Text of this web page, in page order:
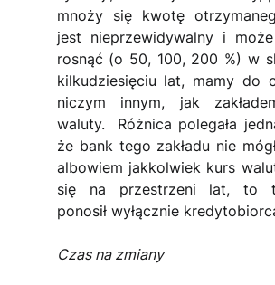
mnoży się kwotę
jest nieprzewidywalny i
rosnąć (o 50, 100, 200 %) w
kilkudziesięciu lat, mamy do
niczym innym, jak
waluty.  Różnica polegała
że bank tego zakładu nie
albowiem jakkolwiek kurs
się na przestrzeni lat, to
ponosił wyłącznie
Czas na zmiany